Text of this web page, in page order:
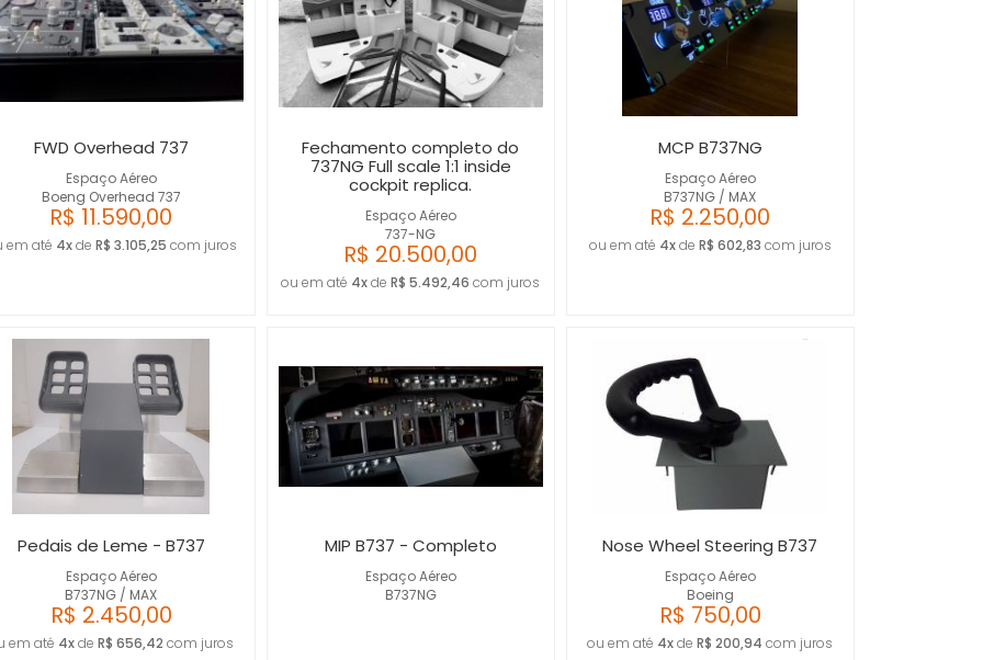
Espaço Aéreo
Boeng Overhead 737
FWD Overhead 737
R$ 11.590,00
em até 4xde R$ 3.105,25 com juros
Espaço Aéreo
737-NG
Fechamento completo do
737NG Full scale 1:1 inside
cockpit replica.
R$ 20.500,00
ou em até 4xde R$ 5.492,46 com juros
Espaço Aéreo
B737NG / MAX
MCP B737NG
R$ 2.250,00
ou em até 4xde R$ 602,83 com juros
Espaço Aéreo
B737NG / MAX
Pedais de Leme - B737
R$ 2.450,00
em até 4xde R$ 656,42 com juros
Espaço Aéreo
B737NG
MIP B737 - Completo
Espaço Aéreo
Boeing
Nose Wheel Steering B737
R$ 750,00
ou em até 4xde R$ 200,94 com juros